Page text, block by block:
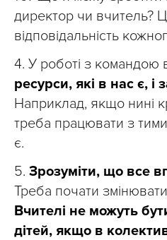
директор чи вчитель?
відповідальність
4. У роботі з командою
ресурси, які в нас є, і
Наприклад, якщо нині
треба працювати з
є.
5. Зрозуміти, що все
Треба почати
Вчителі не можуть
дітей, якщо в